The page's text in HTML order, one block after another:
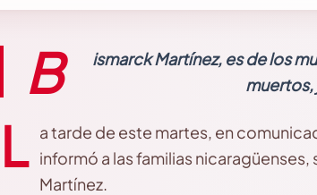
B
ismarck Martínez, es de los
muertos,
L a tarde de este martes, en
informó a las familias
Martínez.